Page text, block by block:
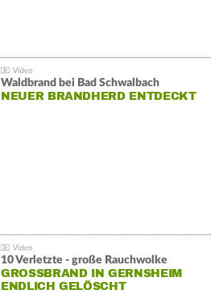
Waldbrand bei Bad Schwalbach
NEUER BRANDHERD ENTDECKT
10 Verletzte - große Rauchwolke
GROSSBRAND IN GERNSHEIM E
NDLICH GELÖSCHT